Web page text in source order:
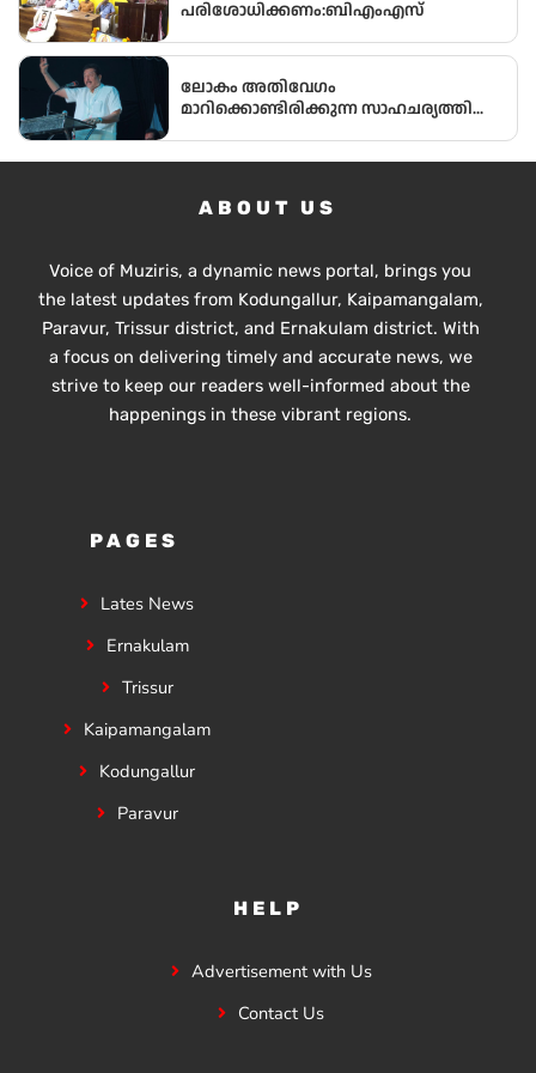
പരിശോധിക്കണം:ബിഎംഎസ്
ലോകം അതിവേഗം
മാറിക്കൊണ്ടിരിക്കുന്ന സാഹചര്യത്തിൽ
സർക്കാരിന്റെ ലക്ഷ്യമെന്ന് സംസ്ഥാന
വിദ്യാഭ്യാസ മന്ത്രി അഡ്വ.എൻ. ഷംസുദ്ദീൻ
ABOUT US
Voice of Muziris, a dynamic news portal, brings you
the latest updates from Kodungallur, Kaipamangalam,
Paravur, Trissur district, and Ernakulam district. With
a focus on delivering timely and accurate news, we
strive to keep our readers well-informed about the
happenings in these vibrant regions.
PAGES
Lates News
Ernakulam
Trissur
Kaipamangalam
Kodungallur
Paravur
HELP
Advertisement with Us
Contact Us